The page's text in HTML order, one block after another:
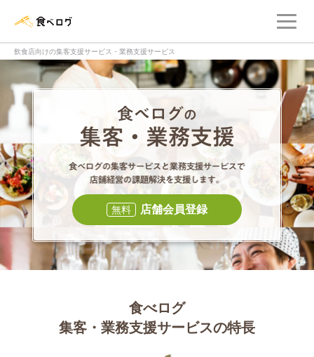
飲食店向けの集客支援サービス・業務支援サービス
食べログの集客
食べログの集
無料 店舗会員登録
食べログ
集客・業務支援サービスの特長